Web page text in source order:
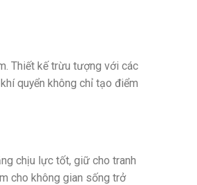
Thiết kế trừu tượng với các
quyển không chỉ tạo điểm
chịu lực tốt, giữ cho tranh
cho không gian sống trở